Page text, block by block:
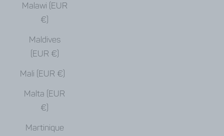
Malawi (EUR
€)
Maldives
(EUR €)
Mali (EUR €)
Malta (EUR
€)
Martinique